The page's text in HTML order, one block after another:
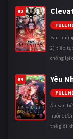
#3
FULL
Sau
2) tiếp
chống lại
#4 Yêu
FULL
Ẩn sau
nuôi
thế giới